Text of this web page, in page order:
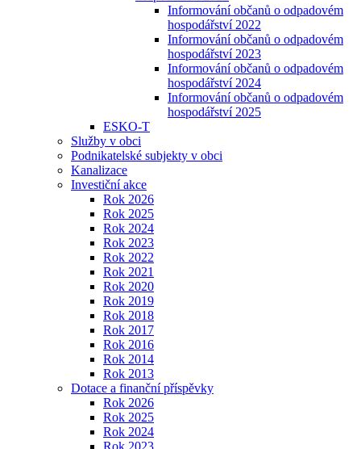
Informování občanů o odpadovém
hospodářství 2022
Informování občanů o odpadovém
hospodářství 2023
Informování občanů o odpadovém
hospodářství 2024
Informování občanů o odpadovém
hospodářství 2025
ESKO-T
Služby v obci
Podnikatelské subjekty v obci
Kanalizace
Investiční akce
Rok 2026
Rok 2025
Rok 2024
Rok 2023
Rok 2022
Rok 2021
Rok 2020
Rok 2019
Rok 2018
Rok 2017
Rok 2016
Rok 2014
Rok 2013
Dotace a finanční příspěvky
Rok 2026
Rok 2025
Rok 2024
Rok 2023